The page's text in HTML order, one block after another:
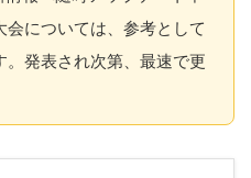
については、参考として
発表され次第、最速で更